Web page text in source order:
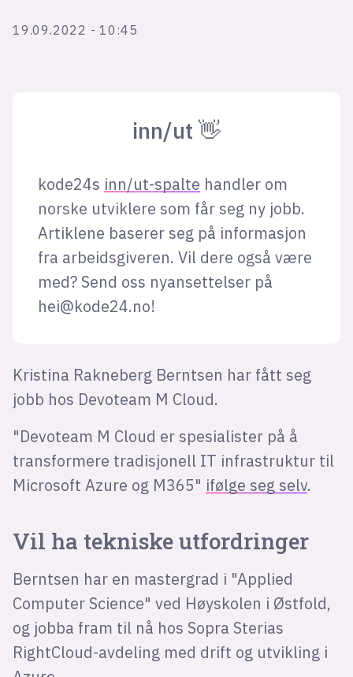
19.09.2022 - 10:45
inn/ut 👋
kode24s inn/ut-spalte handler om
norske utviklere som får seg ny jobb.
Artiklene baserer seg på informasjon
fra arbeidsgiveren. Vil dere også være
med? Send oss nyansettelser på
hei@kode24.no!
Kristina Rakneberg Berntsen har fått seg
jobb hos Devoteam M Cloud.
"Devoteam M Cloud er spesialister på å
transformere tradisjonell IT infrastruktur til
Microsoft Azure og M365" ifølge seg selv.
Vil ha tekniske utfordringer
Berntsen har en mastergrad i "Applied
Computer Science" ved Høyskolen i Østfold,
og jobba fram til nå hos Sopra Sterias
RightCloud-avdeling med drift og utvikling i